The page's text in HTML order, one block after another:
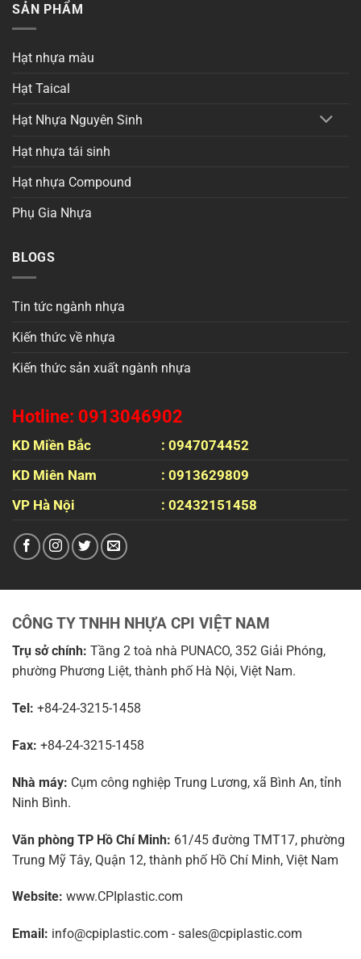
SẢN PHẨM
Hạt nhựa màu
Hạt Taical
Hạt Nhựa Nguyên Sinh
Hạt nhựa tái sinh
Hạt nhựa Compound
Phụ Gia Nhựa
BLOGS
Tin tức ngành nhựa
Kiến thức về nhựa
Kiến thức sản xuất ngành nhựa
Hotline: 0913046902
KD Miền Bắc
: 0947074452
KD Miên Nam
: 0913629809
VP Hà Nội
: 02432151458
CÔNG TY TNHH NHỰA CPI VIỆT NAM
Trụ sở chính: Tầng 2 toà nhà PUNACO, 352 Giải Phóng,
phường Phương Liệt, thành phố Hà Nội, Việt Nam.
Tel: +84-24-3215-1458
Fax: +84-24-3215-1458
Nhà máy: Cụm công nghiệp Trung Lương, xã Bình An, tỉnh
Ninh Bình.
Văn phòng TP Hồ Chí Minh: 61/45 đường TMT17, phường
Trung Mỹ Tây, Quận 12, thành phố Hồ Chí Minh, Việt Nam
Website: www.CPIplastic.com
Email: info@cpiplastic.com - sales@cpiplastic.com